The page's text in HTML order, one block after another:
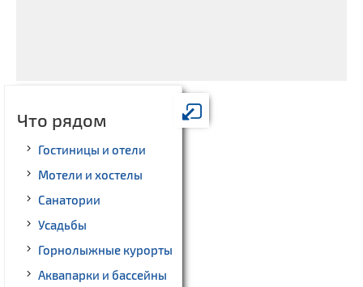
Что рядом
Гостиницы и отели
Мотели и хостелы
Санатории
Усадьбы
Горнолыжные курорты
Аквапарки и бассейны